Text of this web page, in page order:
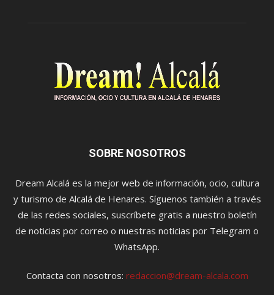
SOBRE NOSOTROS
Dream Alcalá es la mejor web de información, ocio, cultura
y turismo de Alcalá de Henares. Síguenos también a través
de las redes sociales, suscríbete gratis a nuestro boletín
de noticias por correo o nuestras noticias por Telegram o
WhatsApp.
Contacta con nosotros: redaccion@dream-alcala.com